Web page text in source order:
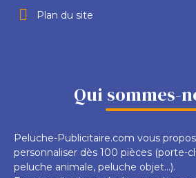
Plan du site
Qui sommes-
Peluche-Publicitaire.com vous
personnaliser dès 100 pièces (porte-
peluche animale, peluche objet...).